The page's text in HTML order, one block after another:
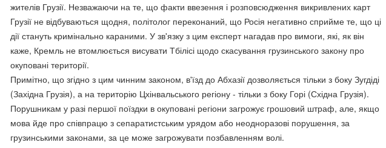
жителів Грузії. Незважаючи на те, що факти ввезення і розповсюдження викривлених карт
Грузії не відбуваються щодня, політолог переконаний, що Росія негативно сприйме те, що ці
дії стануть кримінально караними. У зв'язку з цим експерт нагадав про вимоги, які, як він
каже, Кремль не втомлюється висувати Тбілісі щодо скасування грузинського закону про
окуповані території.
Примітно, що згідно з цим чинним законом, в'їзд до Абхазії дозволяється тільки з боку Зугдіді
(Західна Грузія), а на територію Цхінвальського регіону - тільки з боку Горі (Східна Грузія).
Порушникам у разі першої поїздки в окуповані регіони загрожує грошовий штраф, але, якщо
мова йде про співпрацю з сепаратистським урядом або неодноразові порушення, за
грузинськими законами, за це може загрожувати позбавленням волі.